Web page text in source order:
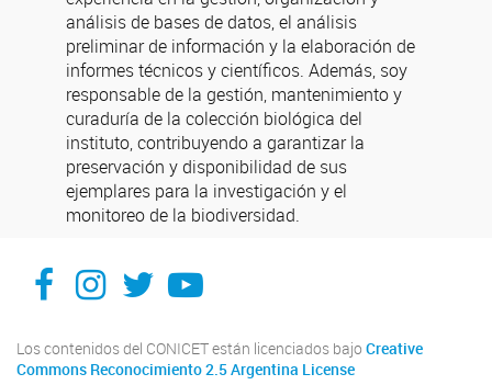
análisis de bases de datos, el análisis
preliminar de información y la elaboración de
informes técnicos y científicos. Además, soy
responsable de la gestión, mantenimiento y
curaduría de la colección biológica del
instituto, contribuyendo a garantizar la
preservación y disponibilidad de sus
ejemplares para la investigación y el
monitoreo de la biodiversidad.
Facebook
Instagram
X You Tube
Los contenidos del CONICET están licenciados bajo Creative
Commons Reconocimiento 2.5 Argentina License